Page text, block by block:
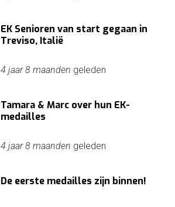
EK Senioren van start gegaan in
Treviso, Italië
4 jaar 8 maanden geleden
Tamara & Marc over hun EK-
medailles
4 jaar 8 maanden geleden
De eerste medailles zijn binnen!